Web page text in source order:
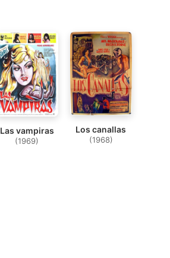
Las vampiras
(1969)
Los canallas
(1968)